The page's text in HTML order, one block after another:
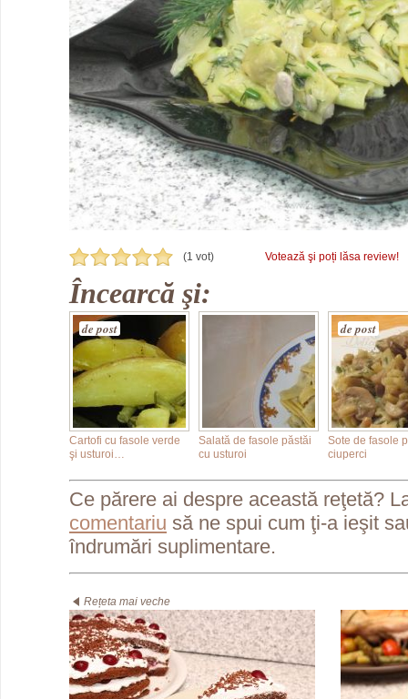
(1 vot) Votează şi poți lăsa review!
Încearcă şi:
de post
Cartofi cu fasole verde
şi usturoi…
Salată de fasole păstăi
cu usturoi
de post
Sote de fasole
ciuperci
Ce părere ai despre această reţetă?
comentariu să ne spui cum ţi-a ieşit
îndrumări suplimentare.
Rețeta mai veche